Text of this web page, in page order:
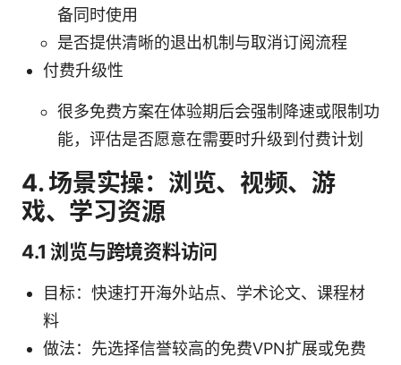
备同时使用
是否提供清晰的退出机制与取消订阅流程
付费升级性
很多免费方案在体验期后会强制降速或限制功
能，评估是否愿意在需要时升级到付费计划
4. 场景实操：浏览、视频、游
戏、学习资源
4.1 浏览与跨境资料访问
目标：快速打开海外站点、学术论文、课程材
料
做法：先选择信誉较高的免费VPN扩展或免费